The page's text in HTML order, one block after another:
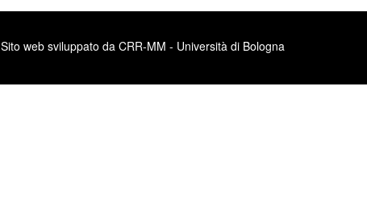
Sito web sviluppato da CRR-MM - Università di Bologna